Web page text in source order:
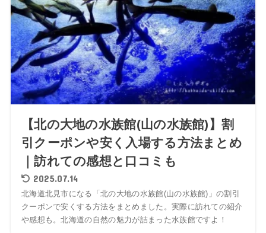
【北の大地の水族館(山の水族館)】割
引クーポンや安く入場する方法まとめ
｜訪れての感想と口コミも
2025.07.14
北海道北見市になる「北の大地の水族館(山の水族館)」の割引
クーポンで安くする方法をまとめました。実際に訪れての紹介
や感想も。北海道の自然の魅力が詰まった水族館ですよ！